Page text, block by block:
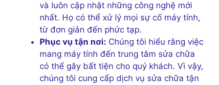
và luôn cập nhật những công nghệ mới
nhất. Họ có thể xử lý mọi sự cố máy tính,
từ đơn giản đến phức tạp.
Phục vụ tận nơi: Chúng tôi hiểu rằng việc
mang máy tính đến trung tâm sửa chữa
có thể gây bất tiện cho quý khách. Vì vậy,
chúng tôi cung cấp dịch vụ sửa chữa tận